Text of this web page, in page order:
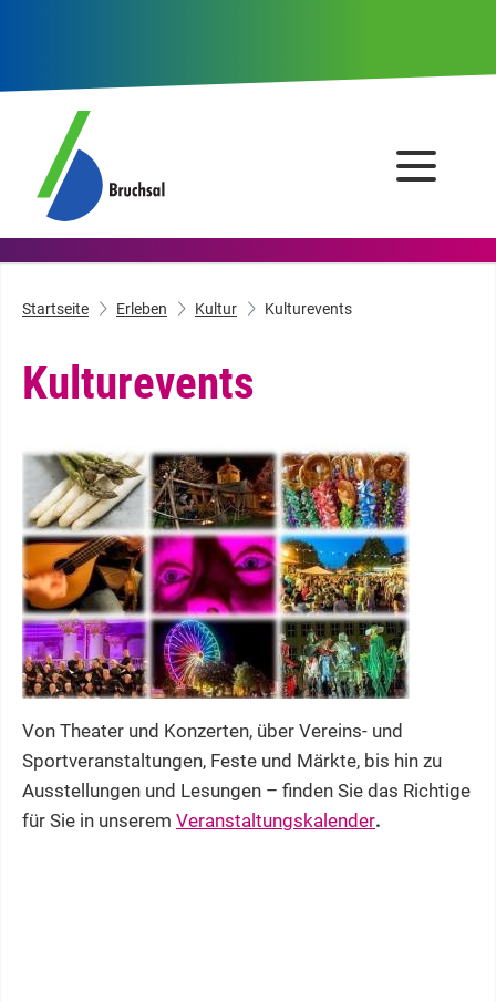
Startseite Erleben Kultur Kulturevents
Kulturevents
Von Theater und Konzerten, über Vereins- und
Sportveranstaltungen, Feste und Märkte, bis hin zu
Ausstellungen und Lesungen – finden Sie das Richtige
für Sie in unserem Veranstaltungskalender.